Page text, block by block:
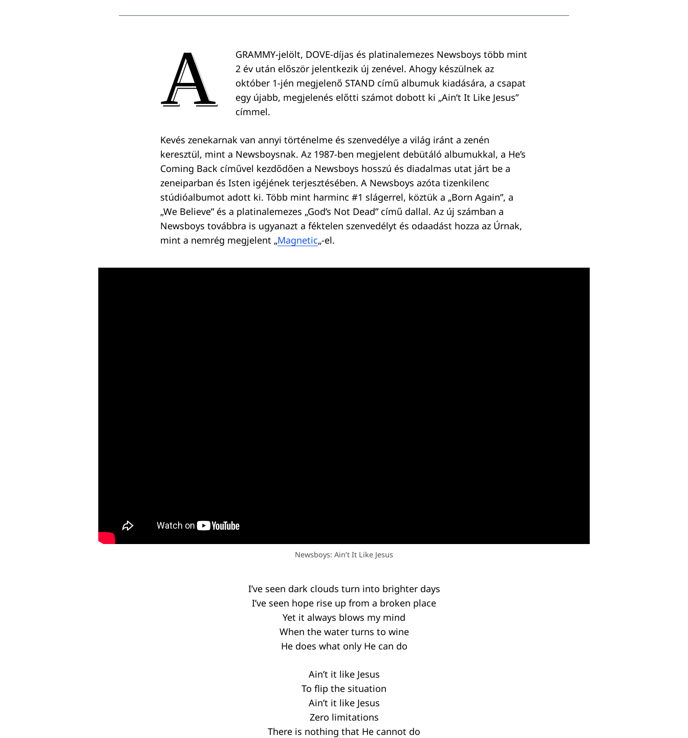
A
GRAMMY-jelölt, DOVE-díjas és platinalemezes Newsboys több mint
2 év után először jelentkezik új zenével. Ahogy készülnek az
október 1-jén megjelenő STAND című albumuk kiadására, a csapat
egy újabb, megjelenés előtti számot dobott ki „Ain’t It Like Jesus”
címmel.
Kevés zenekarnak van annyi történelme és szenvedélye a világ iránt a zenén
keresztül, mint a Newsboysnak. Az 1987-ben megjelent debütáló albumukkal, a He’s
Coming Back cíművel kezdődően a Newsboys hosszú és diadalmas utat járt be a
zeneiparban és Isten igéjének terjesztésében. A Newsboys azóta tizenkilenc
stúdióalbumot adott ki. Több mint harminc #1 slágerrel, köztük a „Born Again”, a
„We Believe” és a platinalemezes „God’s Not Dead” című dallal. Az új számban a
Newsboys továbbra is ugyanazt a féktelen szenvedélyt és odaadást hozza az Úrnak,
mint a nemrég megjelent „Magnetic„-el.
Newsboys: Ain’t It Like Jesus
I’ve seen dark clouds turn into brighter days
I’ve seen hope rise up from a broken place
Yet it always blows my mind
When the water turns to wine
He does what only He can do
Ain’t it like Jesus
To flip the situation
Ain’t it like Jesus
Zero limitations
There is nothing that He cannot do